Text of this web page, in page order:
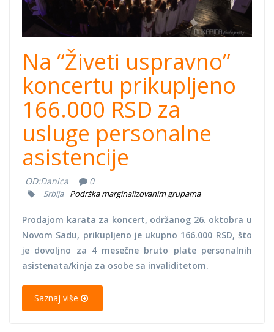
Na “Živeti uspravno”
koncertu prikupljeno
166.000 RSD za
usluge personalne
asistencije
OD:Danica 0
Srbija Podrška marginalizovanim grupama
Prodajom karata za koncert, održanog 26. oktobra u
Novom Sadu, prikupljeno je ukupno 166.000 RSD, što
je dovoljno za 4 mesečne bruto plate personalnih
asistenata/kinja za osobe sa invaliditetom.
Saznaj više